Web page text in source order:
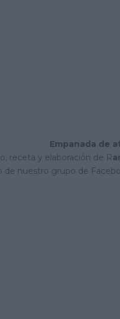
Empanada de
receta y elaboración de R
de nuestro grupo de